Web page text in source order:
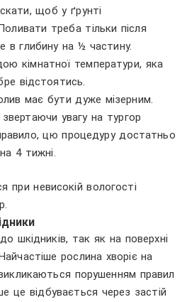
щоб у ґрунті
треба тільки після
в глибину на ½ частину.
кімнатної температури, яка
відстоятись.
має бути дуже мізерним.
увагу на тургор
цю процедуру достатньо
4 тижні.
при невисокій вологості
шкідників, так як на поверхні
рослина хворіє на
викликаються порушенням правил
це відбувається через застій